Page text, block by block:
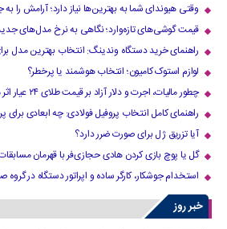
وقتی هیوندای شما به بهترین‌ها نیاز دارد؛ آرامش را به
قیمت گوشی‌های تازه‌وارد؛ نگاهی به نرخ مدل‌های جدید
راهنمای خرید دستگاه وندینگ: انتخاب بهترین مدل
لوازم استوک کامیون؛ انتخاب هوشمند یا پرخطر؟
چطور مالیات، اجرت و دلار آزاد بر قیمت طلای ۲۴ عیار اثر می‌گذارد؟
راهنمای کامل انتخاب پروفیل فولادی: چه ابعادی
آیا تزریق ژل برای صورت ضرر دارد​؟
گل یا پوچ بازی کردن هادی حجازی‌فر با قهرمان
استخدام جوشکار، کارگر ساده و اپراتور دستگاه در گروه
خبر روز